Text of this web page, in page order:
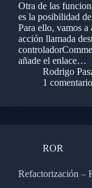
Otra de las
es la posibilidad
Para ello, vamos
acción llamada
añade el enlace…
Rodrigo
1 comentario
ROR
Refactorización –